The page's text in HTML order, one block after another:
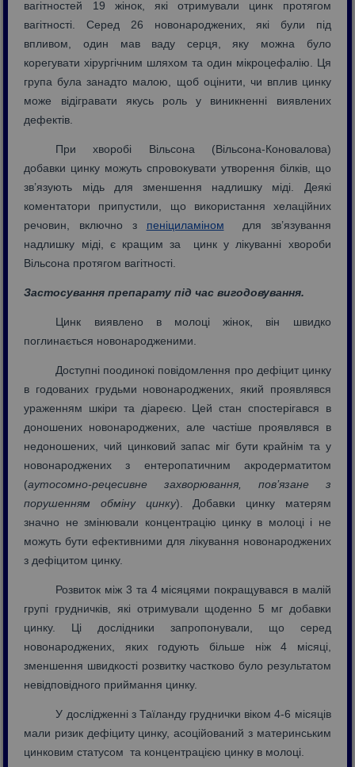
вагітностей 19 жінок, які отримували цинк протягом
вагітності. Серед 26 новонароджених, які були під
впливом, один мав ваду серця, яку можна було
корегувати хірургічним шляхом та один мікроцефалію. Ця
група була занадто малою, щоб оцінити, чи вплив цинку
може відігравати якусь роль у виникненні виявлених
дефектів.
При хворобі Вільсона (Вільсона-Коновалова)
добавки цинку можуть спровокувати утворення білків, що
зв’язують мідь для зменшення надлишку міді. Деякі
коментатори припустили, що використання хелаційних
речовин, включно з пеніциламіном для зв’язування
надлишку міді, є кращим за цинк у лікуванні хвороби
Вільсона протягом вагітності.
Застосування препарату під час вигодовування.
Цинк виявлено в молоці жінок, він швидко
поглинається новонародженими.
Доступні поодинокі повідомлення про дефіцит цинку
в годованих грудьми новонароджених, який проявлявся
ураженням шкіри та діареєю. Цей стан спостерігався в
доношених новонароджених, але частіше проявлявся в
недоношених, чий цинковий запас міг бути крайнім та у
новонароджених з ентеропатичним акродерматитом
(аутосомно-рецесивне захворювання, пов’язане з
порушенням обміну цинку). Добавки цинку матерям
значно не змінювали концентрацію цинку в молоці і не
можуть бути ефективними для лікування новонароджених
з дефіцитом цинку.
Розвиток між 3 та 4 місяцями покращувався в малій
групі грудничків, які отримували щоденно 5 мг добавки
цинку. Ці дослідники запропонували, що серед
новонароджених, яких годують більше ніж 4 місяці,
зменшення швидкості розвитку частково було результатом
невідповідного приймання цинку.
У дослідженні з Таїланду груднички віком 4-6 місяців
мали ризик дефіциту цинку, асоційований з материнським
цинковим статусом та концентрацією цинку в молоці.